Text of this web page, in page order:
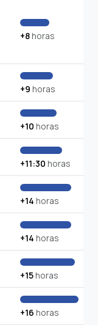
+8horas
+9 horas
+10 horas
+11:30 horas
+14 horas
+14 horas
+15horas
+16 horas